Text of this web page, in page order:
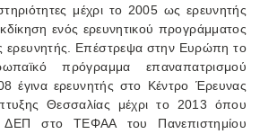
μέχρι το 2005 ως ερευνητής
ενός ερευνητικού προγράμματος
ερευνητής. Επέστρεψα στην Ευρώπη το
πρόγραμμα επαναπατρισμού
έγινα ερευνητής στο Κέντρο Έρευνας
Θεσσαλίας μέχρι το 2013 όπου
στο ΤΕΦΑΑ του Πανεπιστημίου